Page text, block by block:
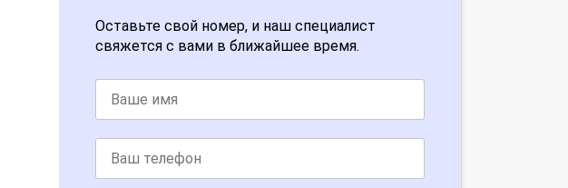
Оставьте свой номер, и наш специалист
свяжется с вами в ближайшее время.